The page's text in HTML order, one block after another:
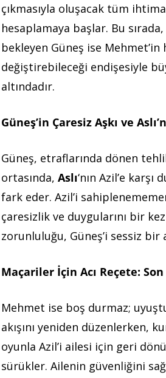
çıkmasıyla oluşacak tüm
hesaplamaya başlar. Bu
bekleyen Güneş ise
değiştirebileceği endişesiyle
altındadır.
Güneş’in Çaresiz Aşkı ve
Güneş, etraflarında dönen
ortasında, Aslı‘nın Azil’e
fark eder. Azil’i
çaresizlik ve duygularını bir
zorunluluğu, Güneş’i sessiz bir
Maçariler İçin Acı Reçete:
Mehmet ise boş durmaz;
akışını yeniden düzenlerken,
oyunla Azil’i ailesi için geri
sürükler. Ailenin güvenliğini